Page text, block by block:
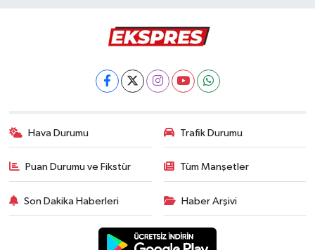
Hava Durumu Trafik Durumu
Puan Durumu ve Fikstür Tüm Manşetler
Son Dakika Haberleri Haber Arşivi